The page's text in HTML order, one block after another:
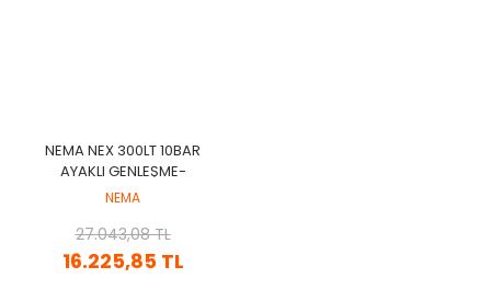
NEMA NEX 300LT 10BAR
AYAKLI GENLEŞME-
HIDROFOR TANKI
NEMA
16.225,85 TL
27.043,08 TL